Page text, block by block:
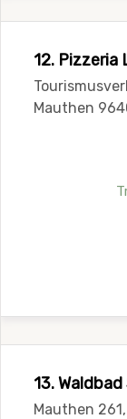
12. Pizzeria
Mauthen
13.
Mauthen